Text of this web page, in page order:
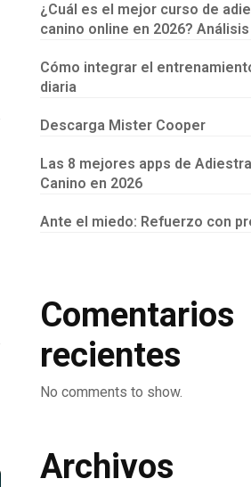
¿Cuál es el mejor curso de
canino online en 2026?
Cómo integrar el
diaria
Descarga Mister Cooper
Las 8 mejores apps de
Canino en 2026
Ante el miedo: Refuerzo con
Comentarios
recientes
No comments to show.
Archivos